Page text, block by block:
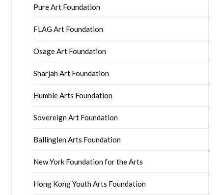
Pure Art Foundation
FLAG Art Foundation
Osage Art Foundation
Sharjah Art Foundation
Humble Arts Foundation
Sovereign Art Foundation
Ballinglen Arts Foundation
New York Foundation for the Arts
Hong Kong Youth Arts Foundation